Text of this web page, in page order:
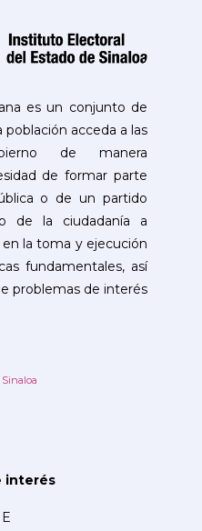
es un conjunto de
acceda a las
de manera
de formar parte
o de un partido
de la ciudadanía a
la toma y ejecución
fundamentales, así
problemas de interés
interés